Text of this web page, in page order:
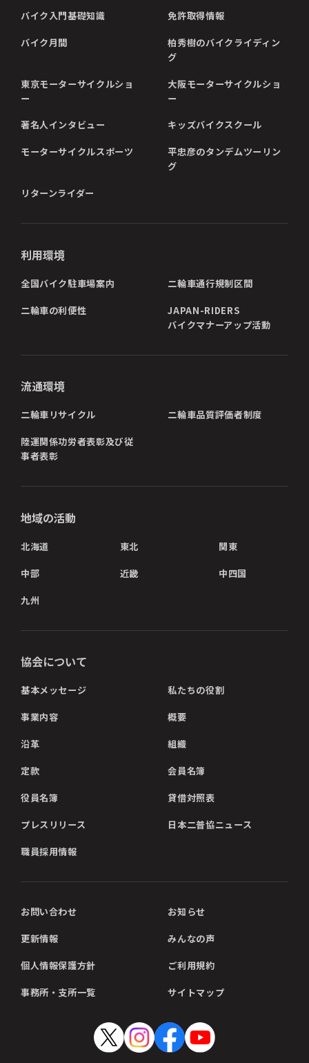
バイク入門基礎知識 免許取得情報
バイク月間
柏秀樹のバイクライディン
グ
東京モーターサイクルショ
ー
大阪モーターサイクルショ
ー
著名人インタビュー キッズバイクスクール
モーターサイクルスポーツ
平忠彦のタンデムツーリン
グ
リターンライダー
利用環境
全国バイク駐車場案内 二輪車通行規制区間
二輪車の利便性
JAPAN-RIDERS
バイクマナーアップ活動
流通環境
二輪車リサイクル 二輪車品質評価者制度
陸運関係功労者表彰及び従
事者表彰
地域の活動
北海道 東北 関東
中部 近畿 中四国
九州
協会について
基本メッセージ 私たちの役割
事業内容 概要
沿革 組織
定款 会員名簿
役員名簿 貸借対照表
プレスリリース 日本二普協ニュース
職員採用情報
お問い合わせ お知らせ
更新情報 みんなの声
個人情報保護方針 ご利用規約
事務所・支所一覧 サイトマップ